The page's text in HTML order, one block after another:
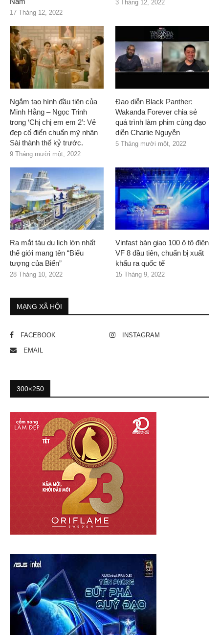
17 Tháng 12, 2022
3 Tháng 12, 2022
Ngắm tạo hình đầu tiên của
Minh Hằng – Ngọc Trinh
trong ‘Chị chị em em 2’: Vẻ
đẹp cổ điển chuẩn mỹ nhân
Sài thành thế kỷ trước.
9 Tháng mười một, 2022
Đạo diễn Black Panther:
Wakanda Forever chia sẻ
quá trình làm phim cùng đạo
diễn Charlie Nguyễn
5 Tháng mười một, 2022
Ra mắt tàu du lịch lớn nhất
thế giới mang tên “Biểu
tượng của Biển”
28 Tháng 10, 2022
Vinfast bàn giao 100 ô tô điện
VF 8 đầu tiên, chuẩn bị xuất
khẩu ra quốc tế
15 Tháng 9, 2022
MẠNG XÃ HỘI
FACEBOOK INSTAGRAM
EMAIL
300×250